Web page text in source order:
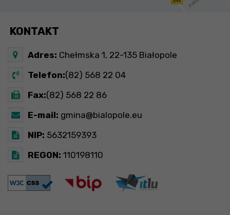
KONTAKT
Adres: Chełmska 1, 22-135 Białopole
Telefon:(82) 568 22 04
Fax:(82) 568 22 86
E-mail: gmina@bialopole.eu
NIP: 5632159393
REGON: 110198110